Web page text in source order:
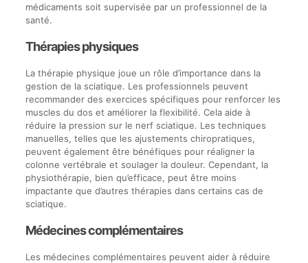
médicaments soit supervisée par un professionnel de la
santé.
Thérapies physiques
La thérapie physique joue un rôle d’importance dans la
gestion de la sciatique. Les professionnels peuvent
recommander des exercices spécifiques pour renforcer les
muscles du dos et améliorer la flexibilité. Cela aide à
réduire la pression sur le nerf sciatique. Les techniques
manuelles, telles que les ajustements chiropratiques,
peuvent également être bénéfiques pour réaligner la
colonne vertébrale et soulager la douleur. Cependant, la
physiothérapie, bien qu’efficace, peut être moins
impactante que d’autres thérapies dans certains cas de
sciatique.
Médecines complémentaires
Les médecines complémentaires peuvent aider à réduire